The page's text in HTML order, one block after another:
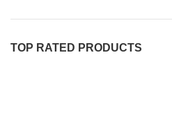
TOP RATED PRODUCTS